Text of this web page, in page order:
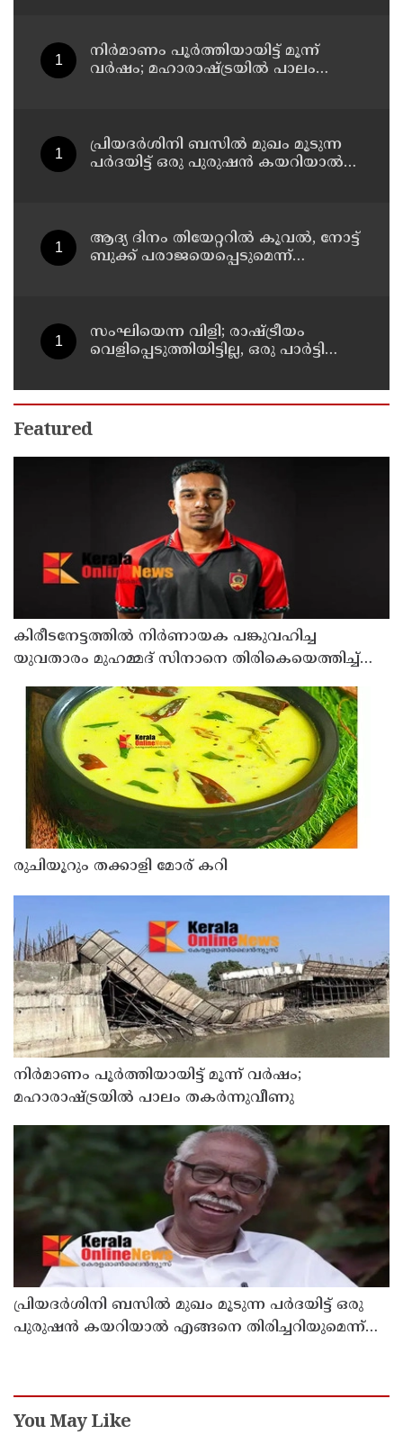
നിർമാണം പൂർത്തിയായിട്ട് മൂന്ന്
വർഷം; മഹാരാഷ്ട്രയിൽ പാലം
പ്രിയദർശിനി ബസിൽ മുഖം മൂടുന്ന
പർദയിട്ട് ഒരു പുരുഷൻ കയറിയാൽ
ആദ്യ ദിനം തിയേറ്ററില്‍ കൂവല്‍, നോട്ട്
ബുക്ക് പരാജയെപ്പെടുമെന്ന്
സംഘിയെന്ന വിളി; രാഷ്ട്രീയം
വെളിപ്പെടുത്തിയിട്ടില്ല, ഒരു പാര്‍ട്ടിയും
മാധവന്‍
Featured
കിരീടനേട്ടത്തില്‍ നിര്‍ണായക പങ്കുവഹിച്ച
യുവതാരം മുഹമ്മദ് സിനാനെ തിരികെയെത്തിച്ച്
രുചിയൂറും തക്കാളി മോര് കറി
നിർമാണം പൂർത്തിയായിട്ട് മൂന്ന് വർഷം;
മഹാരാഷ്ട്രയിൽ പാലം തകർന്നുവീണു
പ്രിയദർശിനി ബസിൽ മുഖം മൂടുന്ന പർദയിട്ട് ഒരു
പുരുഷൻ കയറിയാൽ എങ്ങനെ തിരിച്ചറിയുമെന്ന്
You May Like